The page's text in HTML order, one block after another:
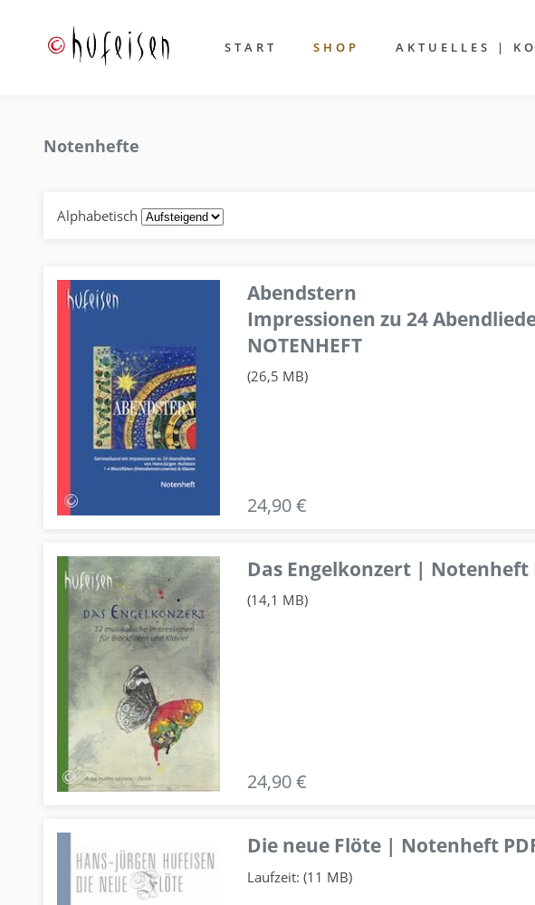
START SHOP AKTUELLES |
Notenhefte
Alphabetisch
Abendstern
Impressionen zu 24
NOTENHEFT
(26,5 MB)
24,90 €
Das Engelkonzert |
(14,1 MB)
24,90 €
Die neue Flöte | Notenheft
Laufzeit: (11 MB)